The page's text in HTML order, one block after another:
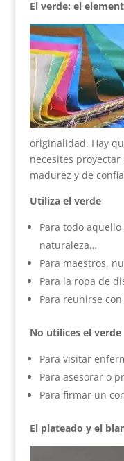
El verde: el
originalidad. Hay
necesites
madurez y de
Utiliza el verde
Para todo
naturaleza…
Para maestros,
Para la ropa de
Para reunirse
No utilices el verde
Para visitar
Para asesorar o
Para firmar un
El plateado y el